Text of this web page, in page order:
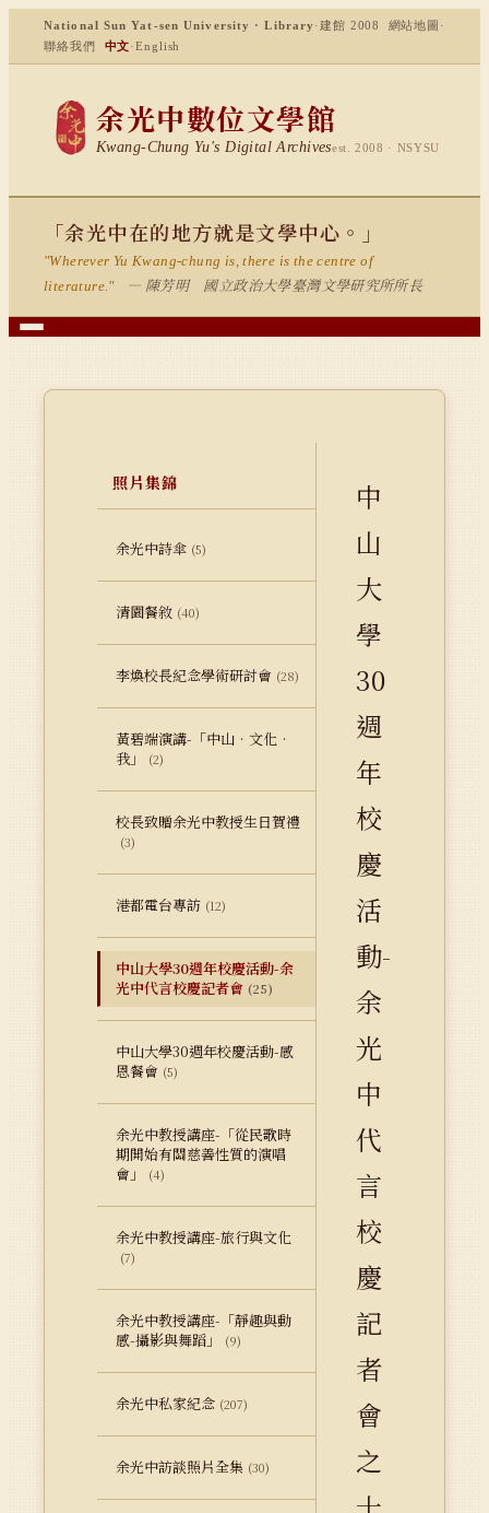
National Sun Yat-sen University · Library ·建館 2008 網站地圖 ·
聯絡我們
中文·English
余光中數位文學館
Kwang-Chung Yu's Digital Archivesest. 2008 · NSYSU
「余光中在的地方就是文學中心。」
"Wherever Yu Kwang-chung is, there is the centre of
literature."
— 陳芳明 國立政治大學臺灣文學研究所所長
照片集錦
余光中詩傘 (5)
清園餐敘 (40)
李煥校長紀念學術研討會 (28)
黃碧端演講-「中山‧文化‧
我」
(2)
校長致贈余光中教授生日賀禮
(3)
港都電台專訪 (12)
中山大學30週年校慶活動-余
光中代言校慶記者會 (25)
中山大學30週年校慶活動-感
恩餐會 (5)
余光中教授講座-「從民歌時
期開始有關慈善性質的演唱
會」
(4)
余光中教授講座-旅行與文化
(7)
余光中教授講座-「靜趣與動
感-攝影與舞蹈」
(9)
余光中私家紀念 (207)
余光中訪談照片全集 (30)
中
山
大
學
30
週
年
校
慶
活
動-
余
光
中
代
言
校
慶
記
者
會
之